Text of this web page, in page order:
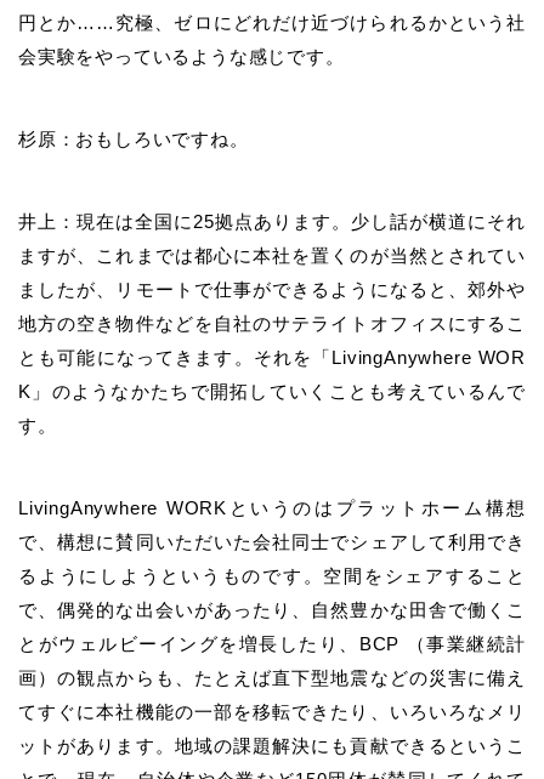
円とか……究極、ゼロにどれだけ近づけられるかという社
会実験をやっているような感じです。
杉原：おもしろいですね。
井上：現在は全国に25拠点あります。少し話が横道にそれ
ますが、これまでは都心に本社を置くのが当然とされてい
ましたが、リモートで仕事ができるようになると、郊外や
地方の空き物件などを自社のサテライトオフィスにするこ
とも可能になってきます。それを「LivingAnywhere WOR
K」のようなかたちで開拓していくことも考えているんで
す。
LivingAnywhere WORKというのはプラットホーム構想
で、構想に賛同いただいた会社同士でシェアして利用でき
るようにしようというものです。空間をシェアすること
で、偶発的な出会いがあったり、自然豊かな田舎で働くこ
とがウェルビーイングを増長したり、BCP （事業継続計
画）の観点からも、たとえば直下型地震などの災害に備え
てすぐに本社機能の一部を移転できたり、いろいろなメリ
ットがあります。地域の課題解決にも貢献できるというこ